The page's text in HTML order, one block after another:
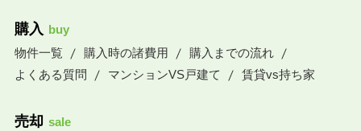
購入 buy
物件一覧
購入時の諸費用
購入までの流れ
よくある質問
マンションVS戸建て 賃貸vs持ち家
売却 sale